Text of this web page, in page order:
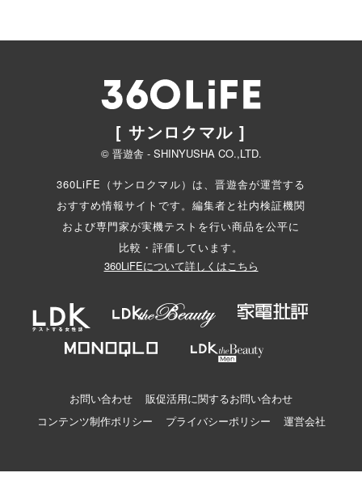
[ サンロクマル ]
© 晋遊舎 - SHINYUSHA CO.,LTD.
360LiFE（サンロクマル）は、晋遊舎が運営する
おすすめ情報サイトです。編集者と社内検証機関
および専門家が実機テストを行い商品を公平に
比較・評価しています。
360LiFEについて詳しくはこちら
お問い合わせ
販促活用に関するお問い合わせ
コンテンツ制作ポリシー
プライバシーポリシー 運営会社